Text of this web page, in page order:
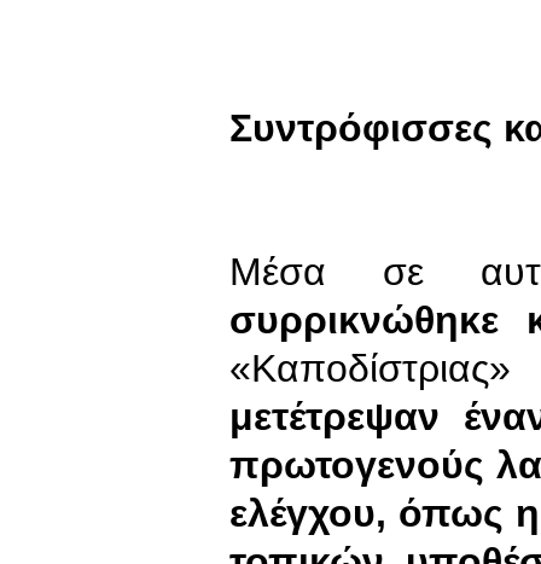
Συντρόφισσες
Μέσα σε
συρρικνώθηκε
μετέτρεψαν
πρωτογενούς
ελέγχου, όπως η